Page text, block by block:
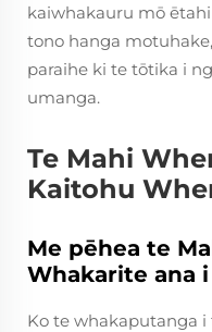
kaiwhakauru mō
tono hanga
paraihe ki te tōtika i
umanga.
Te Mahi
Kaitohu
Me pēhea te
Whakarite ana
Ko te whakaputanga